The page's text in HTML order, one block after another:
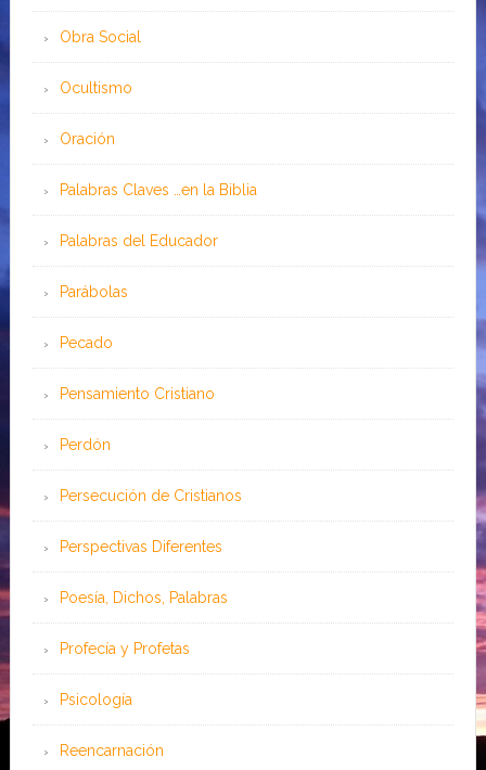
Obra Social
Ocultismo
Oración
Palabras Claves …en la Biblia
Palabras del Educador
Parábolas
Pecado
Pensamiento Cristiano
Perdón
Persecución de Cristianos
Perspectivas Diferentes
Poesía, Dichos, Palabras
Profecía y Profetas
Psicología
Reencarnación